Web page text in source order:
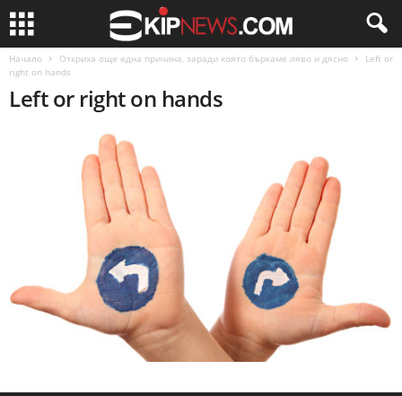
Начало Откриха още една причина, заради която бъркаме ляво и дясно
Left or
right on hands
Left or right on hands